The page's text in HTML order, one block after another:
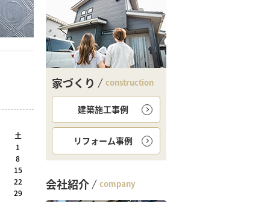
土
1
8
15
22
29
家づくり construction
建築施工事例
リフォーム事例
会社紹介 company